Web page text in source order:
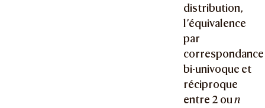
distribution,
l’équivalence
par
correspondance
bi-univoque et
réciproque
entre 2 oun